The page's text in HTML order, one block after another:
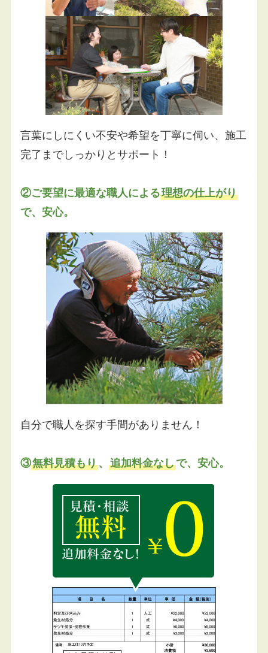
言葉にしにくい不安や希望を丁寧に伺い、施工
完了までしっかりとサポート！
②ご要望に最適な職人による理想の仕上がり
で、安心。
自分で職人を探す手間がありません！
③無料見積もり、追加料金なしで、安心。